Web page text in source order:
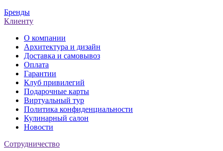
Бренды
Клиенту
О компании
Архитектура и дизайн
Доставка и самовывоз
Оплата
Гарантии
Клуб привилегий
Подарочные карты
Виртуальный тур
Политика конфиденциальности
Кулинарный салон
Новости
Сотрудничество